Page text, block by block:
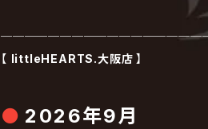
【 littleHEARTS.大阪店】
2026年9月